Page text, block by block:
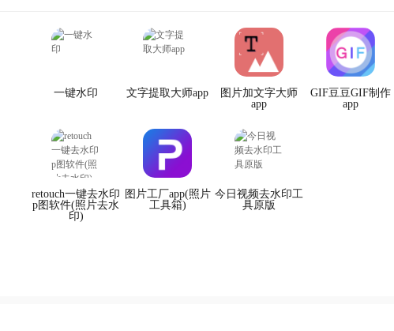
一键水印 文字提取大师app
图片加文字大师
app
GIF豆豆GIF制作
app
retouch一键去水印
p图软件(照片去水
印)
图片工厂app(照片
工具箱)
今日视频去水印工
具原版